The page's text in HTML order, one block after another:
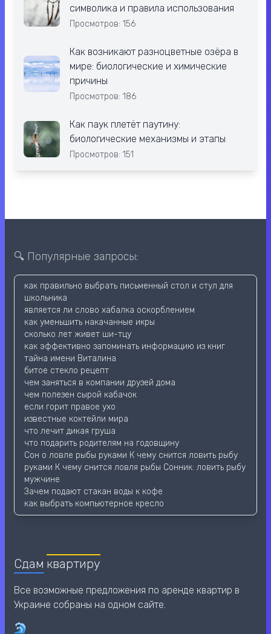
символика и правила использования
Просмотров: 156
Как возникают разноцветные озёра в
мире: биологические и химические
причины
Просмотров: 186
Как паук плетёт паутину:
биологические механизмы и этапы
Просмотров: 151
🔍 Популярные запросы:
как правильно выбрать письменный стол и стул для
школьника
является ли слово хабалка оскорблением
как уменьшить накачанные икры
сколько лет живет ши-тцу
как эффективно запоминать информацию из книг
тайна имени Виталина
битое стекло рецепт
чем заняться в компании друзей дома
чем полезен сырой кабачок
если горит правое ухо
известные коктейли мира
что лечит дикая груша
что подарить родителям на годовщину
Сон о ловле рыбы руками К чему снится ловить рыбу
руками К чему снится ловля рыбы Сонник: ловить рыбу
мужчине
Зачем подают стакан воды к кофе
как выбрать компьютерное кресло
Сдам квартиру
Все возможные предложения по аренде квартир в
Украине собраны на одном сайте.